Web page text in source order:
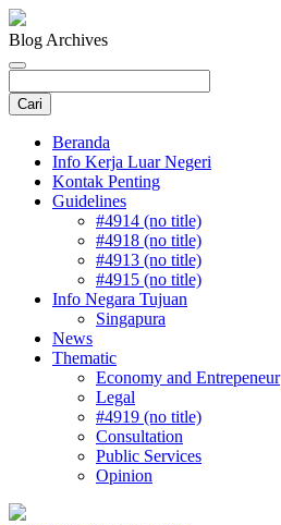
Blog Archives
Beranda
Info Kerja Luar Negeri
Kontak Penting
Guidelines
#4914 (no title)
#4918 (no title)
#4913 (no title)
#4915 (no title)
Info Negara Tujuan
Singapura
News
Thematic
Economy and Entrepeneur
Legal
#4919 (no title)
Consultation
Public Services
Opinion